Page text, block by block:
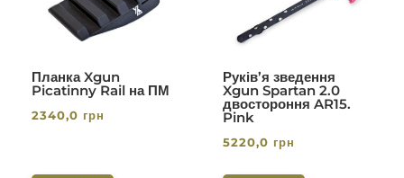
Планка Xgun
Picatinny Rail на ПМ
2340,0 грн
Руків’я зведення
Xgun Spartan 2.0
двостороння AR15.
Pink
5220,0 грн